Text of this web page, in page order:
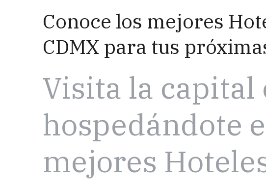
Conoce los mejores
CDMX para tus
Visita la capital
hospedándote
mejores